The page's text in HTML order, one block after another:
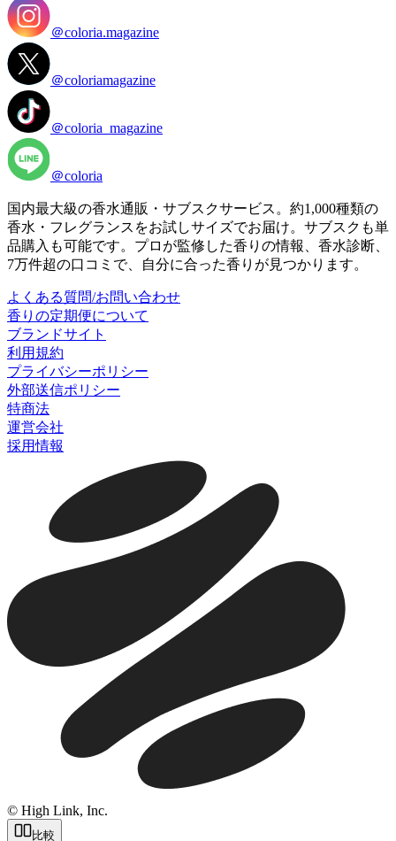
＠coloria.magazine
＠coloriamagazine
＠coloria_magazine
＠coloria
国内最大級の香水通販・サブスクサービス。約1,000種類の
香水・フレグランスをお試しサイズでお届け。サブスクも単
品購入も可能です。プロが監修した香りの情報、香水診断、
7万件超の口コミで、自分に合った香りが見つかります。
よくある質問/お問い合わせ
香りの定期便について
ブランドサイト
利用規約
プライバシーポリシー
外部送信ポリシー
特商法
運営会社
採用情報
© High Link, Inc.
比較